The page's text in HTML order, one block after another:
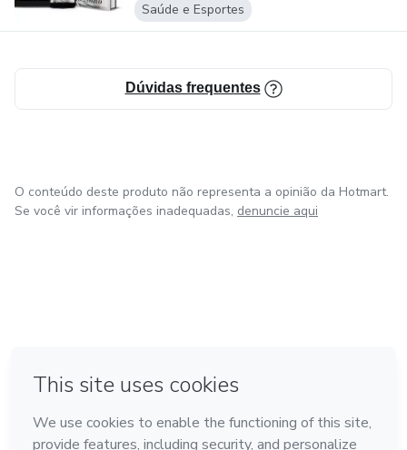
Saúde e Esportes
Dúvidas frequentes
O conteúdo deste produto não representa a opinião da Hotmart.
Se você vir informações inadequadas, denuncie aqui
Feito com ❤ na Cidade do México